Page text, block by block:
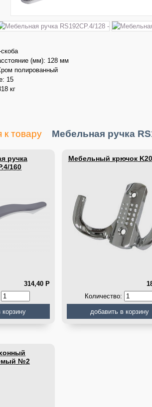
(мм): 128 мм
полированный
15
кг
к товару Мебельная ручка
ручка
160
314,40 Р
Мебельный крючок
Количество:
№2